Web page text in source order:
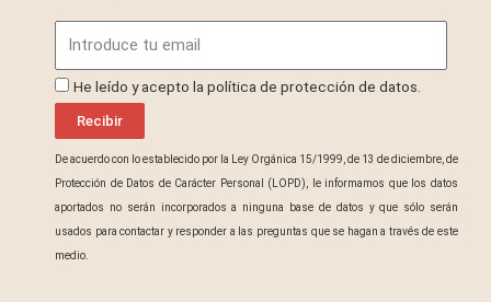
ProteccionDatos
He leído y acepto la política de protección de datos.
Recibir
De acuerdo con lo establecido por la Ley Orgánica 15/1999, de 13 de diciembre, de
Protección de Datos de Carácter Personal (LOPD), le informamos que los datos
aportados no serán incorporados a ninguna base de datos y que sólo serán
usados para contactar y responder a las preguntas que se hagan a través de este
medio.